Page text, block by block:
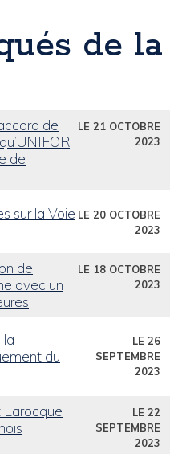
de la
de
de
LE 21 OCTOBRE
2023
sur la Voie LE 20 OCTOBRE
2023
de
avec un
LE 18 OCTOBRE
2023
la
du
LE 26
SEPTEMBRE
2023
Larocque
LE 22
SEPTEMBRE
2023